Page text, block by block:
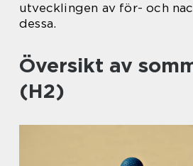
utvecklingen av för- och
dessa.
Översikt av
(H2)